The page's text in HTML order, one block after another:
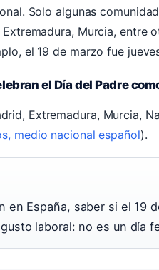
Solo algunas
Murcia, entre
el 19 de marzo fue
el Día del Padre
Extremadura, Murcia,
medio nacional español).
en España, saber si el 19
laboral: no es un día